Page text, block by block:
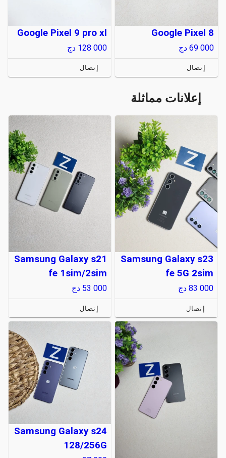
Google Pixel 8
69 000 دج
إتصال
Google Pixel 9 pro xl
128 000 دج
إتصال
إعلانات مماثلة
Samsung Galaxy s23
fe 5G 2sim
83 000 دج
إتصال
Samsung Galaxy s21
fe 1sim/2sim
53 000 دج
إتصال
Samsung Galaxy s24
128/256G